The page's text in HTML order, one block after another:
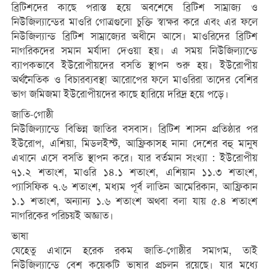
ব্রিটিশদের কাছে পরাস্ত হয়ে অবশেষে ব্রিটিশ সাম্রাজ্য ও
নিউজিল্যান্ডের মাওরি গোত্রগুলো চুক্তি স্বাক্ষর করে এবং এর ফলে
নিউজিল্যান্ড ব্রিটিশ সাম্রাজ্যের অধীনে আসে। মাওরিদের ব্রিটিশ
নাগরিকদের সমান মর্যাদা দেওয়া হয়। এ সময় নিউজিল্যান্ডে
ব্যাপকভাবে ইউরোপীয়দের বসতি স্থাপন শুরু হয়। ইউরোপীয়
অর্থনৈতিক ও বিচারব্যবস্থা আরোপের ফলে মাওরিরা তাদের বেশির
ভাগ জমিজমা ইউরোপীয়দের কাছে হারিয়ে দরিদ্র হয়ে পড়ে।
জাতি-গোষ্ঠী
নিউজিল্যান্ডে বিভিন্ন জাতির বসবাস। ব্রিটিশ শাসন প্রতিষ্ঠার পর
ইউরোপ, এশিয়া, মিডলইস্ট, আফ্রিকাসহ নানা দেশের বহু মানুষ
এখানে এসে বসতি স্থাপন করে। যার বর্তমান সংখ্যা : ইউরোপীয়
৭১.২ শতাংশ, মাওরি ১৪.১ শতাংশ, এশিয়ান ১১.৩ শতাংশ,
প্যাসিফিক ৭.৬ শতাংশ, মধ্যম পূর্ব লাতিন আমেরিকান, আফ্রিকান
১.১ শতাংশ, অন্যান্য ১.৬ শতাংশ অথবা বলা যায় ৫.৪ শতাংশ
নাগরিকের পরিচয়ই অজ্ঞাত।
ভাষা
যেহেতু এখানে হরেক রকম জাতি-গোষ্ঠীর সমাগম, তাই
নিউজিল্যান্ডে বেশ কয়েকটি ভাষার প্রচলন রয়েছে। যার মধ্যে